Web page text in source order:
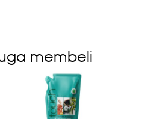
membeli